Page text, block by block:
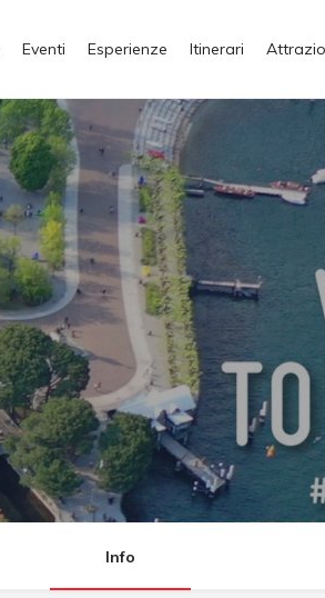
Eventi Esperienze Itinerari
Info